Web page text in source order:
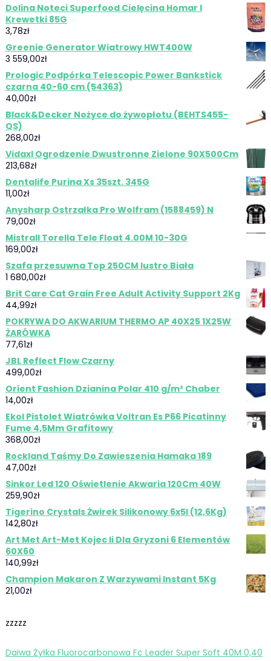
Dolina Noteci Superfood Cielęcina Homar I
Krewetki 85G
3,78zł
Greenie Generator Wiatrowy HWT400W
3 559,00zł
Prologic Podpórka Telescopic Power Bankstick
czarna 40-60 cm (54363)
40,00zł
Black&Decker Nożyce do żywopłotu (BEHTS455-
QS)
268,00zł
Vidaxl Ogrodzenie Dwustronne Zielone 90X500Cm
213,68zł
Dentalife Purina Xs 35szt. 345G
11,00zł
Anysharp Ostrzałka Pro Wolfram (1588459) N
79,00zł
Mistrall Torella Tele Float 4.00M 10-30G
169,00zł
Szafa przesuwna Top 250CM lustro Biała
1 680,00zł
Brit Care Cat Grain Free Adult Activity Support 2Kg
44,99zł
POKRYWA DO AKWARIUM THERMO AP 40X25 1X25W
ŻARÓWKA
77,61zł
JBL Reflect Flow Czarny
499,00zł
Orient Fashion Dzianina Polar 410 g/m² Chaber
14,00zł
Ekol Pistolet Wiatrówka Voltran Es P66 Picatinny
Fume 4,5Mm Grafitowy
368,00zł
Rockland Taśmy Do Zawieszenia Hamaka 189
47,00zł
Sinkor Led 120 Oświetlenie Akwaria 120Cm 40W
259,90zł
Tigerino Crystals Żwirek Silikonowy 6x5l (12,6Kg)
142,80zł
Art Met Art-Met Kojec Ii Dla Gryzoni 6 Elementów
60X60
140,99zł
Champion Makaron Z Warzywami Instant 5Kg
21,00zł
zzzzz
Daiwa Żyłka Fluorocarbonowa Fc Leader Super Soft 40M 0,40